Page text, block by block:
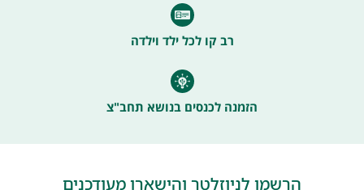
רב קו לכל ילד וילדה
הזמנה לכנסים בנושא תחב"צ
הרשמו לניוזלטר והישארו מעודכנים